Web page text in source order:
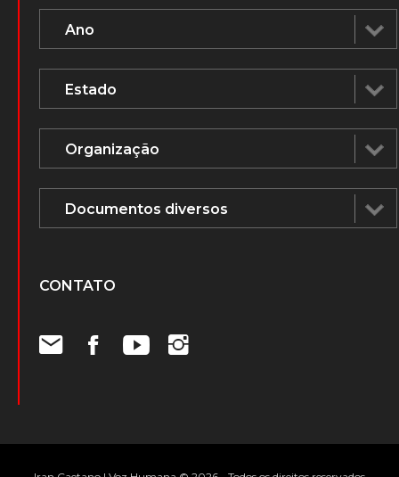
CONTATO